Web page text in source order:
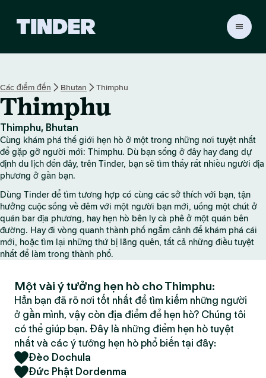
c
ủ
i
n
d
Các điểm đến Bhutan Thimphu
Thimphu
Thimphu, Bhutan
Cùng khám phá thế giới hẹn hò ở một trong những nơi tuyệt nhất
để gặp gỡ người mới: Thimphu. Dù bạn sống ở đây hay đang dự
định du lịch đến đây, trên Tinder, bạn sẽ tìm thấy rất nhiều người địa
phương ở gần bạn.
Dùng Tinder để tìm tương hợp có cùng các sở thích với bạn, tận
hưởng cuộc sống về đêm với một người bạn mới, uống một chút ở
quán bar địa phương, hay hẹn hò bên ly cà phê ở một quán bên
đường. Hay đi vòng quanh thành phố ngắm cảnh để khám phá cái
mới, hoặc tìm lại những thứ bị lãng quên, tất cả những điều tuyệt
nhất để làm trong thành phố.
Một vài ý tưởng hẹn hò cho Thimphu:
Hẳn bạn đã rõ nơi tốt nhất để tìm kiếm những người
ở gần mình, vậy còn địa điểm để hẹn hò? Chúng tôi
có thể giúp bạn. Đây là những điểm hẹn hò tuyệt
nhất và các ý tưởng hẹn hò phổ biến tại đây:
Đèo Dochula
Đức Phật Dordenma